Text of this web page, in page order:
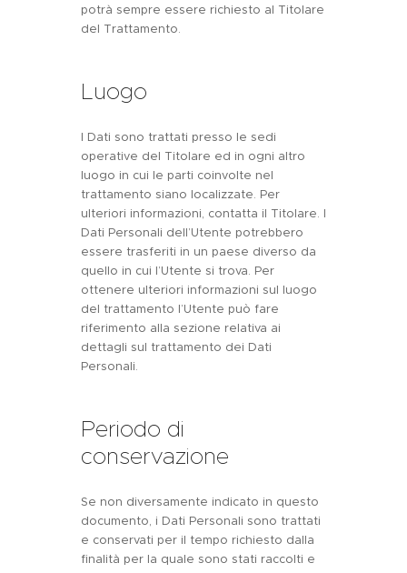
potrà sempre essere richiesto al Titolare
del Trattamento.
Luogo
I Dati sono trattati presso le sedi
operative del Titolare ed in ogni altro
luogo in cui le parti coinvolte nel
trattamento siano localizzate. Per
ulteriori informazioni, contatta il Titolare. I
Dati Personali dell’Utente potrebbero
essere trasferiti in un paese diverso da
quello in cui l’Utente si trova. Per
ottenere ulteriori informazioni sul luogo
del trattamento l’Utente può fare
riferimento alla sezione relativa ai
dettagli sul trattamento dei Dati
Personali.
Periodo di
conservazione
Se non diversamente indicato in questo
documento, i Dati Personali sono trattati
e conservati per il tempo richiesto dalla
finalità per la quale sono stati raccolti e